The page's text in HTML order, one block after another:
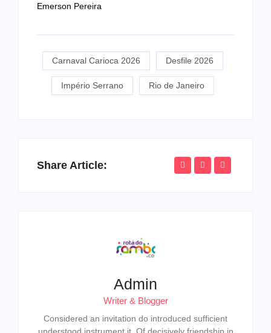
Emerson Pereira
Carnaval Carioca 2026 Desfile 2026
Império Serrano Rio de Janeiro
Share Article:
Admin
Writer & Blogger
Considered an invitation do introduced sufficient